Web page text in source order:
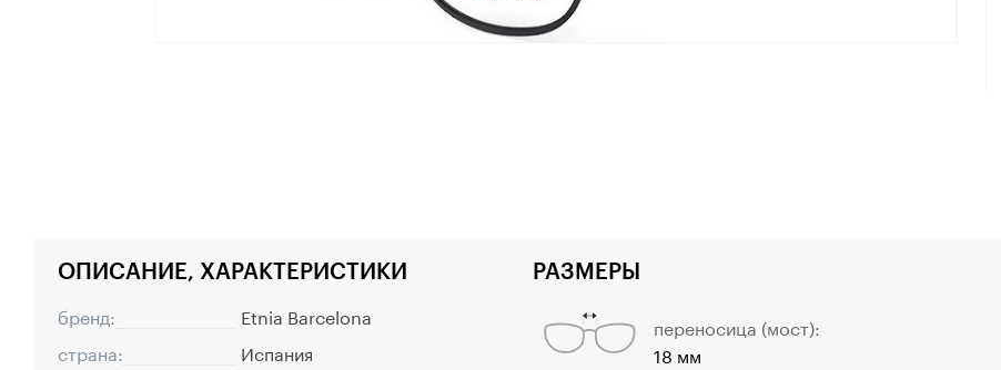
ОПИСАНИЕ, ХАРАКТЕРИСТИКИ
бренд:
Etnia Barcelona
страна:
Испания
РАЗМЕРЫ
переносица (мост):
18 мм